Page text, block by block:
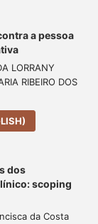
a pessoa
LORRANY
RIBEIRO DOS
dos
scoping
da Costa